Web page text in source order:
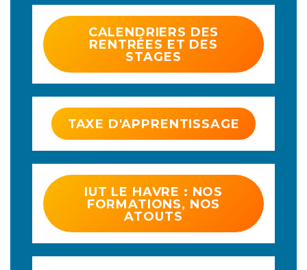
CALENDRIERS DES
RENTRÉES ET DES
STAGES
TAXE D'APPRENTISSAGE
IUT LE HAVRE : NOS
FORMATIONS, NOS
ATOUTS